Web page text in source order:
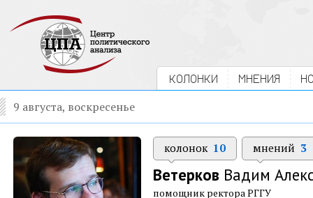
КОЛОНКИ МНЕНИЯ
9 августа, воскресенье
колонок 10 мнений 3
Ветерков Вадим
помощник ректора РГГУ